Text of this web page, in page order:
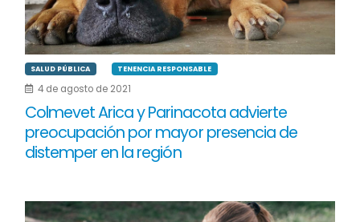
SALUD PÚBLICA TENENCIA RESPONSABLE
4 de agosto de 2021
Colmevet Arica y Parinacota advierte
preocupación por mayor presencia de
distemper en la región